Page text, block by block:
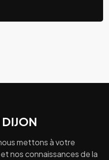
mettons à votre
nos connaissances de la